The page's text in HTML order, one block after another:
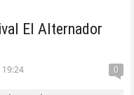
El Alternador
0